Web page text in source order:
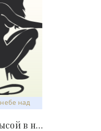
Ястребы обменялись крысой в небе над британским..